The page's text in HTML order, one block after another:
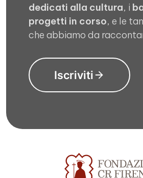
dedicati alla cultura, i
progetti in corso, e le
che abbiamo da
Iscriviti